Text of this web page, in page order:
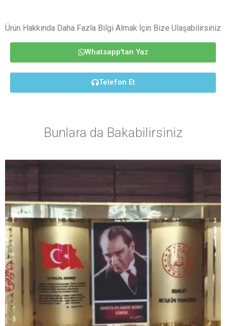
Ürün Hakkında Daha Fazla Bilgi Almak İçin Bize Ulaşabilirsiniz
Whatsapp'tan Yaz
Telefon Et
Bunlara da Bakabilirsiniz